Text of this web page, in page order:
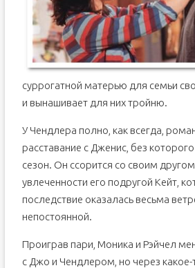
суррогатной матерью для семьи
и вынашивает для них тройню.
У Чендлера полно, как всегда,
расставание с Дженис, без
сезон. Он ссорится со своим
увлеченности его подругой Кейт,
последствие оказалась весьма
непостоянной.
Проиграв пари, Моника и Рэйчел
с Джо и Чендлером, но через